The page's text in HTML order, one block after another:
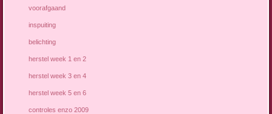
voorafgaand
inspuiting
belichting
herstel week 1 en 2
herstel week 3 en 4
herstel week 5 en 6
controles enzo 2009